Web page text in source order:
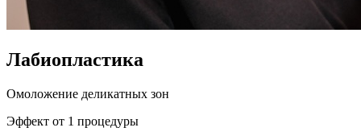
Лабиопластика
Омоложение деликатных зон
Эффект от 1 процедуры